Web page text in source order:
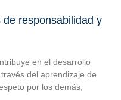
responsabilidad y
en el desarrollo
del aprendizaje de
por los demás,